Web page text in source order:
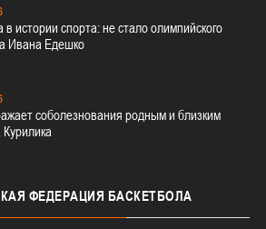
в истории спорта: не стало олимпийского
Ивана Едешко
соболезнования родным и близким
ФЕДЕРАЦИЯ БАСКЕТБОЛА